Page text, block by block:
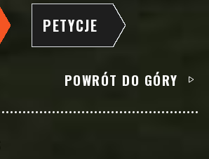
PETYCJE
POWRÓT DO GÓRY